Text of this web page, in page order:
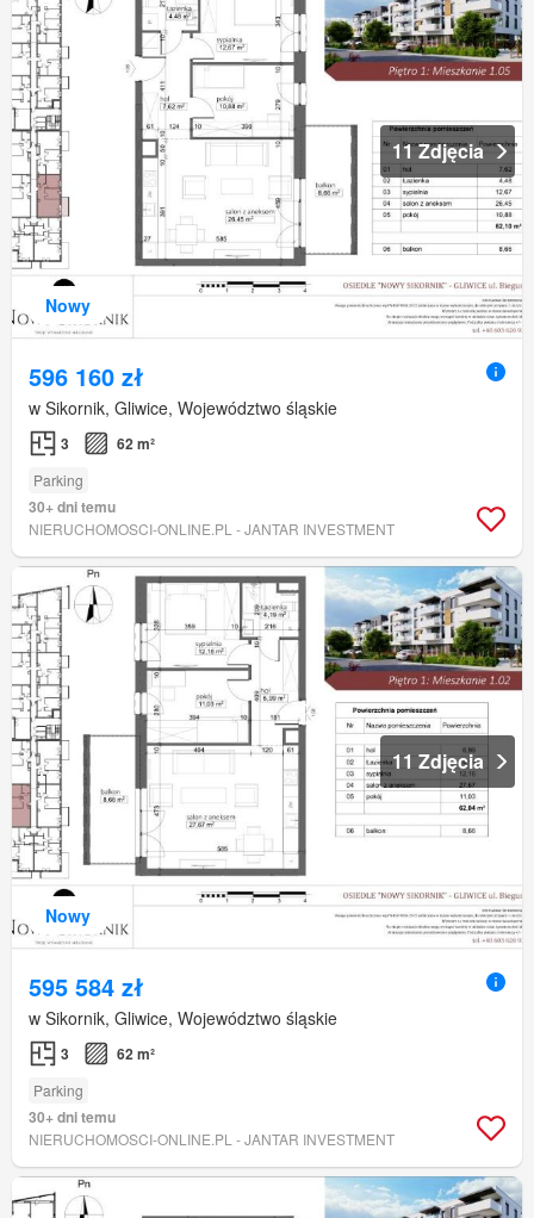
Nowy
11 Zdjęcia
596 160 zł
w Sikornik, Gliwice, Województwo śląskie
3 62 m²
Parking
30+ dni temu
NIERUCHOMOSCI-ONLINE.PL - JANTAR INVESTMENT
Nowy
11 Zdjęcia
595 584 zł
w Sikornik, Gliwice, Województwo śląskie
3 62 m²
Parking
30+ dni temu
NIERUCHOMOSCI-ONLINE.PL - JANTAR INVESTMENT